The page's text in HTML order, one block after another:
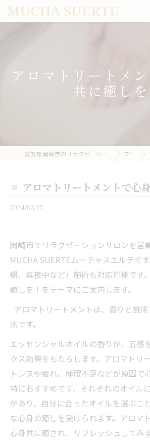
アロマトリートメ
共に癒しを
愛知県岡崎市のリラクゼーションならMUCHA SUERTE ブログ
アロマトリートメントで心
2024/03/27
岡崎市でリラクゼーションサロンを営
MUCHA SUERTEムーチャスエルテで
朝、真夜中など）施術も対応可能です
癒しを！をテーマにご案内します。
アロマトリートメントは、香りと施
法です。
エッセンシャルオイルの香りが、五感
クス効果をもたらします。アロマトリ
トレスや疲れ、睡眠不足などが原因で
特におすすめです。それぞれのオイル
があり、自分に合ったオイルを選ぶこ
な心身の癒しを受けられます。アロマ
心身共に癒され、リフレッシュしてみ